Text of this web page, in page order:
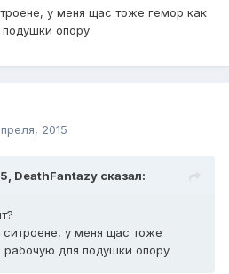
у меня щас тоже гемор как
опору
2015
DeathFantazy сказал:
ситроене, у меня щас тоже
рабочую для подушки опору